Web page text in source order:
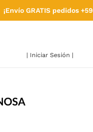
¡Envío GRATIS pedidos
| Iniciar Sesión |